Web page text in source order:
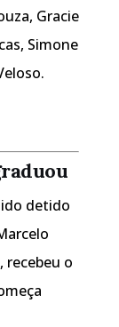
Gracie
Simone
detido
recebeu o